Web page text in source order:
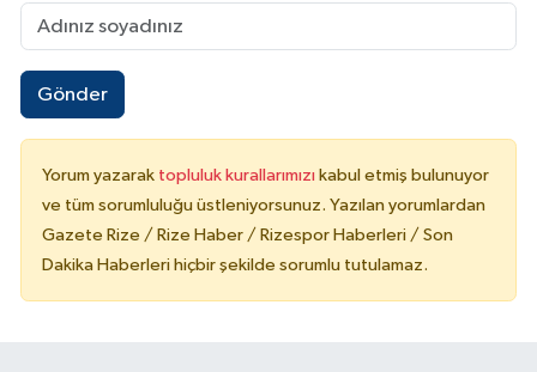
Gönder
Yorum yazarak topluluk kurallarımızı kabul etmiş bulunuyor
ve tüm sorumluluğu üstleniyorsunuz. Yazılan yorumlardan
Gazete Rize / Rize Haber / Rizespor Haberleri / Son
Dakika Haberleri hiçbir şekilde sorumlu tutulamaz.